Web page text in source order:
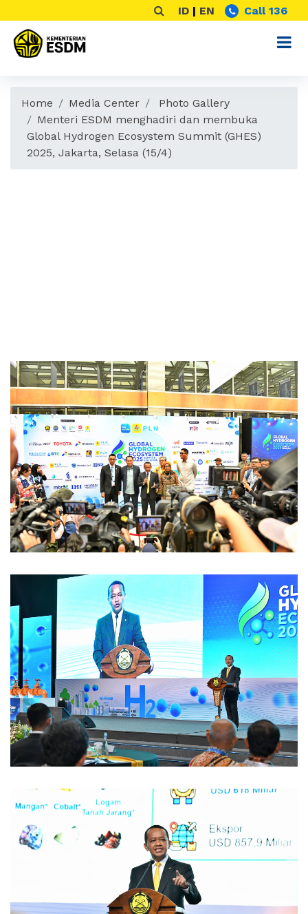
ID | EN Call 136
Home Media Center
Photo Gallery
Menteri ESDM menghadiri dan membuka
Global Hydrogen Ecosystem Summit (GHES)
2025, Jakarta, Selasa (15/4)